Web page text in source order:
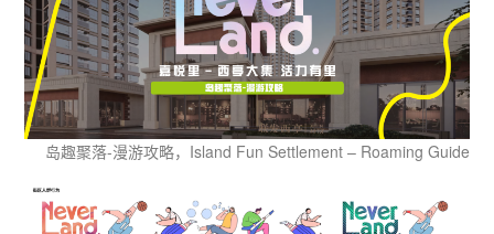
岛趣聚落-漫游攻略，Island Fun Settlement – Roaming Guide